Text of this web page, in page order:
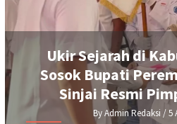
Ukir Sejarah di
Sosok Bupati
Sinjai Resmi
By Admin Redaksi / 5